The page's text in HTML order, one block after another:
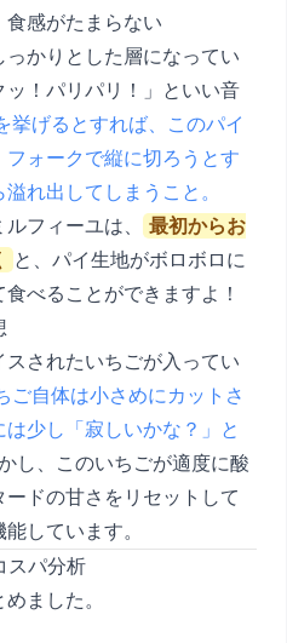
食感がたまらない
かりとした層になってい
ッ！パリパリ！」といい音
挙げるとすれば、このパイ
ォークで縦に切ろうとす
れ出してしまうこと。
ルフィーユは、
最初からお
と、パイ生地がボロボロに
べることができますよ！
スされたいちごが入ってい
ご自体は小さめにカットさ
少し「寂しいかな？」と
し、このいちごが適度に酸
ドの甘さをリセットして
しています。
スパ分析
ました。